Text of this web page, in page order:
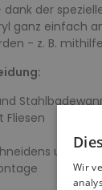
dank der
ganz einfach
- z. B.
Fliesen
und der
Wir